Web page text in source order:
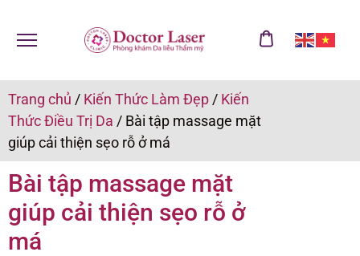
Trang chủ / Kiến Thức Làm Đẹp / Kiến
Thức Điều Trị Da / Bài tập massage mặt
giúp cải thiện sẹo rỗ ở má
Bài tập massage mặt
giúp cải thiện sẹo rỗ ở
má